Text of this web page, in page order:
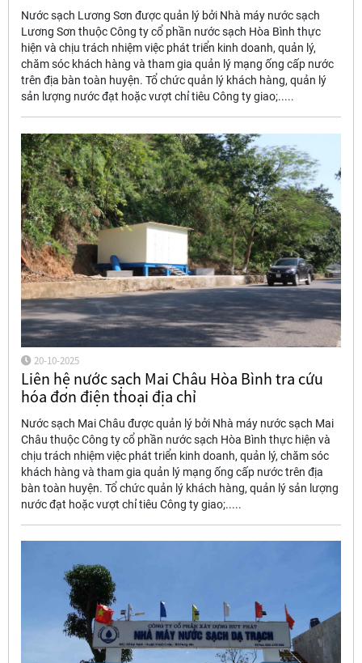
Nước sạch Lương Sơn được quản lý bởi Nhà máy nước sạch
Lương Sơn thuộc Công ty cổ phần nước sạch Hòa Bình thực
hiện và chịu trách nhiệm việc phát triển kinh doanh, quản lý,
chăm sóc khách hàng và tham gia quản lý mạng ống cấp nước
trên địa bàn toàn huyện. Tổ chức quản lý khách hàng, quản lý
sản lượng nước đạt hoặc vượt chỉ tiêu Công ty giao;.....
20-10-2025
Liên hệ nước sạch Mai Châu Hòa Bình tra cứu
hóa đơn điện thoại địa chỉ
Nước sạch Mai Châu được quản lý bởi Nhà máy nước sạch Mai
Châu thuộc Công ty cổ phần nước sạch Hòa Bình thực hiện và
chịu trách nhiệm việc phát triển kinh doanh, quản lý, chăm sóc
khách hàng và tham gia quản lý mạng ống cấp nước trên địa
bàn toàn huyện. Tổ chức quản lý khách hàng, quản lý sản lượng
nước đạt hoặc vượt chỉ tiêu Công ty giao;.....